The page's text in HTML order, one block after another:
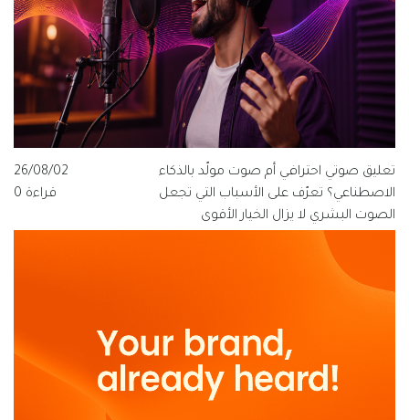
تعليق صوتي احترافي أم صوت مولّد بالذكاء
الاصطناعي؟ تعرّف على الأسباب التي تجعل
الصوت البشري لا يزال الخيار الأقوى
للعلامات التجارية الناطقة بالعربية، ولماذا
تتبنى قيمة فويس شعار "الصوت الذي
يفهم العربية".
26/08/02
قراءة 0